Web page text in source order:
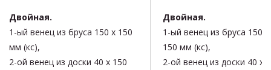
Двойная.
1-ый венец из бруса 150 х 150
мм (кс),
2-ой венец из доски 40 х 150
Двойная.
1-ый венец из бруса 150 х
150 мм (кс),
2-ой венец из доски 40 х